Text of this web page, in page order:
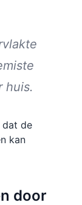
huis.
dat de
kan
door